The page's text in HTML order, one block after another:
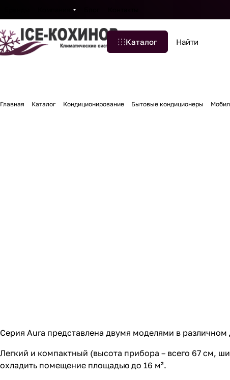
Каталог
Главная Каталог Кондиционирование Бытовые кондиционеры
Серия Aura представлена двумя моделями в
Легкий и компактный (высота прибора – всего 67 см,
охладить помещение площадью до 16 м².